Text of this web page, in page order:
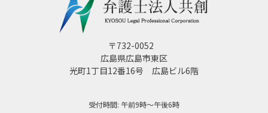
〒732-0052
広島県広島市東区
光町1丁目12番16号 広島ビル6階
受付時間: 午前9時～午後6時